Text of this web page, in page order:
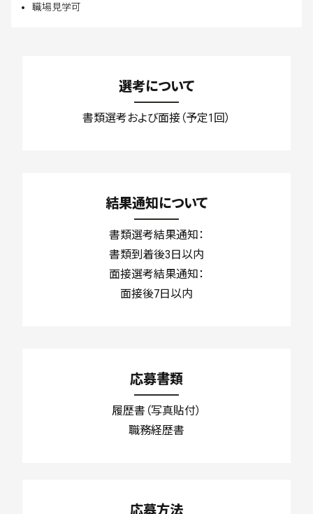
職場見学可
選考について
書類選考および面接（予定1回）
結果通知について
書類選考結果通知：
書類到着後3日以内
面接選考結果通知：
面接後7日以内
応募書類
履歴書（写真貼付）
職務経歴書
応募方法